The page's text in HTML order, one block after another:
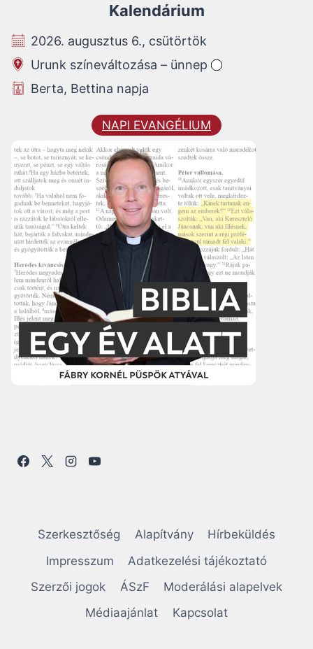
Kalendárium
2026. augusztus 6., csütörtök
Urunk színeváltozása – ünnep
Berta, Bettina napja
NAPI EVANGÉLIUM
Szerkesztőség Alapítvány
Hírbeküldés
Impresszum
Adatkezelési tájékoztató
Szerzői jogok
ÁSzF
Moderálási alapelvek
Médiaajánlat
Kapcsolat